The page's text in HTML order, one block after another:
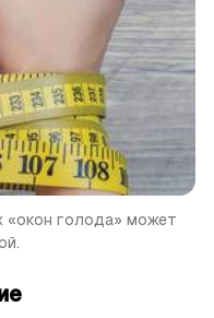
«окон голода» может